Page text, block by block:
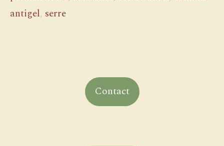
antigel, serre
Contact